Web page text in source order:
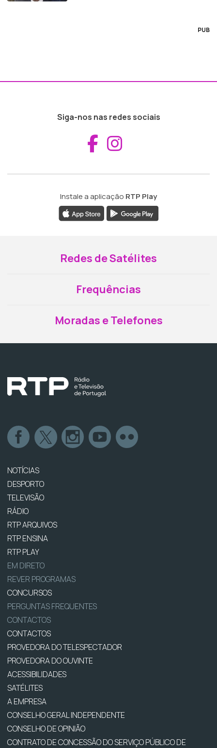
PUB
Siga-nos nas redes sociais
Aceder ao
Instale a aplicação RTP Play
Redes de Satélites
Frequências
Moradas e Telefones
NOTÍCIAS
DESPORTO
TELEVISÃO
RÁDIO
RTP ARQUIVOS
RTP ENSINA
RTP PLAY
EM DIRETO
REVER PROGRAMAS
CONCURSOS
PERGUNTAS FREQUENTES
CONTACTOS
CONTACTOS
PROVEDORA DO TELESPECTADOR
PROVEDORA DO OUVINTE
ACESSIBILIDADES
SATÉLITES
A EMPRESA
CONSELHO GERAL INDEPENDENTE
CONSELHO DE OPINIÃO
CONTRATO DE CONCESSÃO DO SERVIÇO PÚBLICO DE